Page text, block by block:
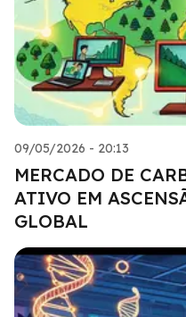
09/05/2026 - 20:13
MERCADO DE
ATIVO EM
GLOBAL